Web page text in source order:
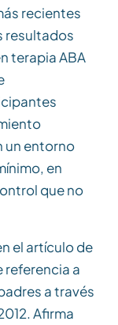
recientes
resultados
terapia ABA
un entorno
en
que no
el artículo de
referencia a
a través
Afirma